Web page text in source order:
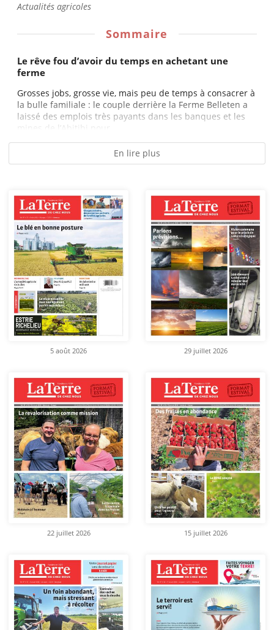
Actualités agricoles
Sommaire
Le rêve fou d’avoir du temps en achetant une
ferme
Grosses jobs, grosse vie, mais peu de temps à consacrer à
la bulle familiale : le couple derrière la Ferme Belleten a
laissé des emplois très payants dans les banques et les
mines de l’Abitibi pour...
En lire plus
5 août 2026 29 juillet 2026
22 juillet 2026 15 juillet 2026